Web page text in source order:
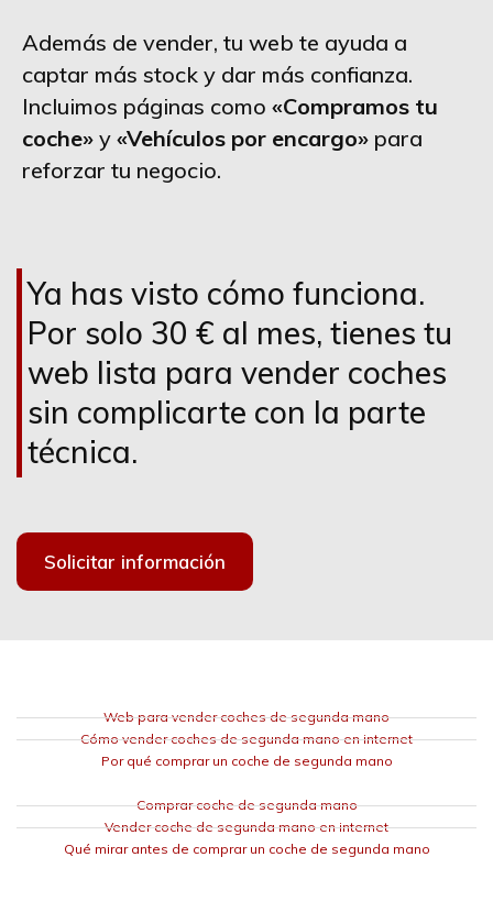
Además de vender, tu web te ayuda a
captar más stock y dar más confianza.
Incluimos páginas como «Compramos tu
coche» y «Vehículos por encargo» para
reforzar tu negocio.
Ya has visto cómo funciona.
Por solo 30 € al mes, tienes tu
web lista para vender coches
sin complicarte con la parte
técnica.
Solicitar información
Web para vender coches de segunda mano
Cómo vender coches de segunda mano en internet
Por qué comprar un coche de segunda mano
Comprar coche de segunda mano
Vender coche de segunda mano en internet
Qué mirar antes de comprar un coche de segunda mano